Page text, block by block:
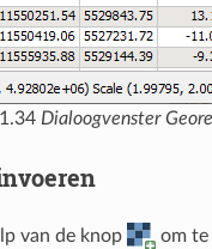
Dialoogvenster
van de knop
om te